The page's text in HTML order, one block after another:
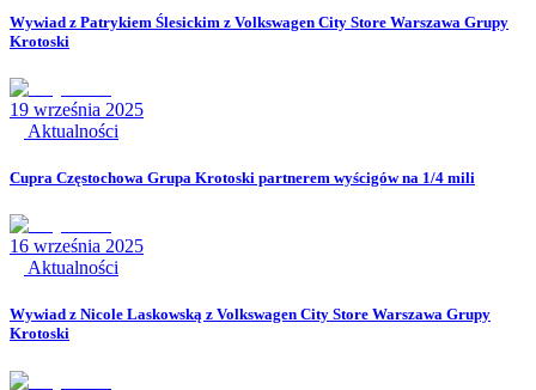
Wywiad z Patrykiem Ślesickim z Volkswagen City Store Warszawa Grupy
Krotoski
19 września 2025
Aktualności
Cupra Częstochowa Grupa Krotoski partnerem wyścigów na 1/4 mili
16 września 2025
Aktualności
Wywiad z Nicole Laskowską z Volkswagen City Store Warszawa Grupy
Krotoski